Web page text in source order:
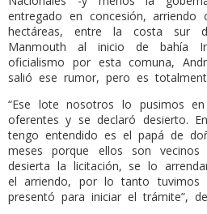
entregado en concesión,
hectáreas, entre la costa
Manmouth al inicio de bahía
oficialismo por esta comuna,
salió ese rumor, pero es
“Ese lote nosotros lo pusimos
oferentes y se declaró desierto.
tengo entendido es el papá de
meses porque ellos son
desierta la licitación, se lo
el arriendo, por lo tanto tuvimos
presentó para iniciar el trámite”,